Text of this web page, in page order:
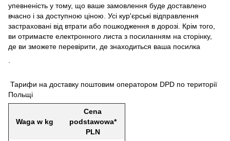
упевненість у тому, що ваше замовлення буде доставлено
вчасно і за доступною ціною. Усі кур'єрські відправлення
застраховані від втрати або пошкодження в дорозі. Крім того,
ви отримаєте електронного листа з посиланням на сторінку,
де ви зможете перевірити, де знаходиться ваша посилка
Тарифи на доставку поштовим оператором DPD по території
Польщі
Waga w kg
Cena
podstawowa*
PLN